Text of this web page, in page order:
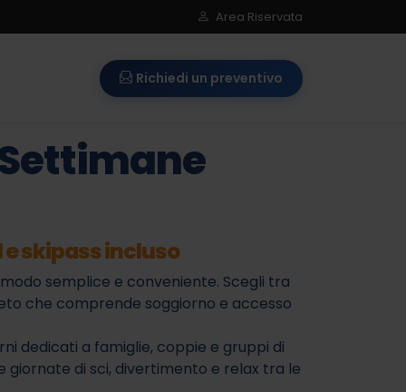
Area Riservata
Richiedi un preventivo
skipass incluso
semplice e conveniente. Scegli tra
che comprende soggiorno e accesso
dedicati a famiglie, coppie e gruppi di
giornate di sci, divertimento e relax tra le